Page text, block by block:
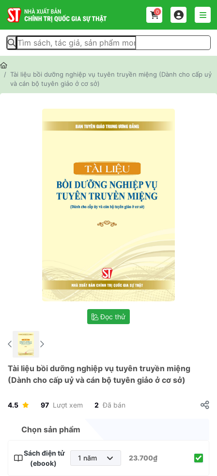
0
Tài liệu bồi dưỡng nghiệp vụ tuyên truyền miệng (Dành cho cấp uỷ
và cán bộ tuyên giảo ở cơ sở)
Đọc thử
Tài liệu bồi dưỡng nghiệp vụ tuyên truyền miệng
(Dành cho cấp uỷ và cán bộ tuyên giảo ở cơ sở)
4.5 97 Lượt xem 2 Đã bán
Chọn sản phẩm
Sách điện tử
(ebook)
1 năm 23.700₫